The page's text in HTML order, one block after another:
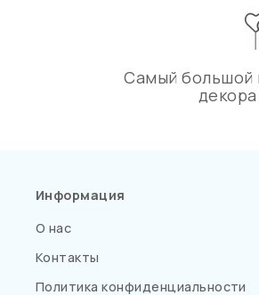
Самый большой
Информация
О нас
Контакты
Политика конфиденциальности